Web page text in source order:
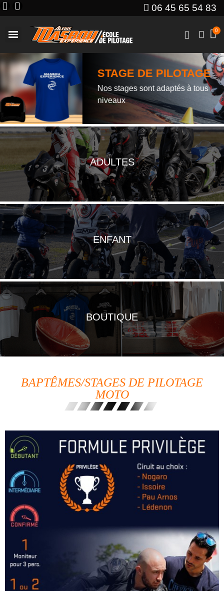
06 45 65 54 83
STAGE DE PILOTAGE
Nos stages sont adaptés à tous
niveaux
ADULTES
ENFANT
BOUTIQUE
BAPTÊMES/STAGES DE PILOTAGE
MOTO